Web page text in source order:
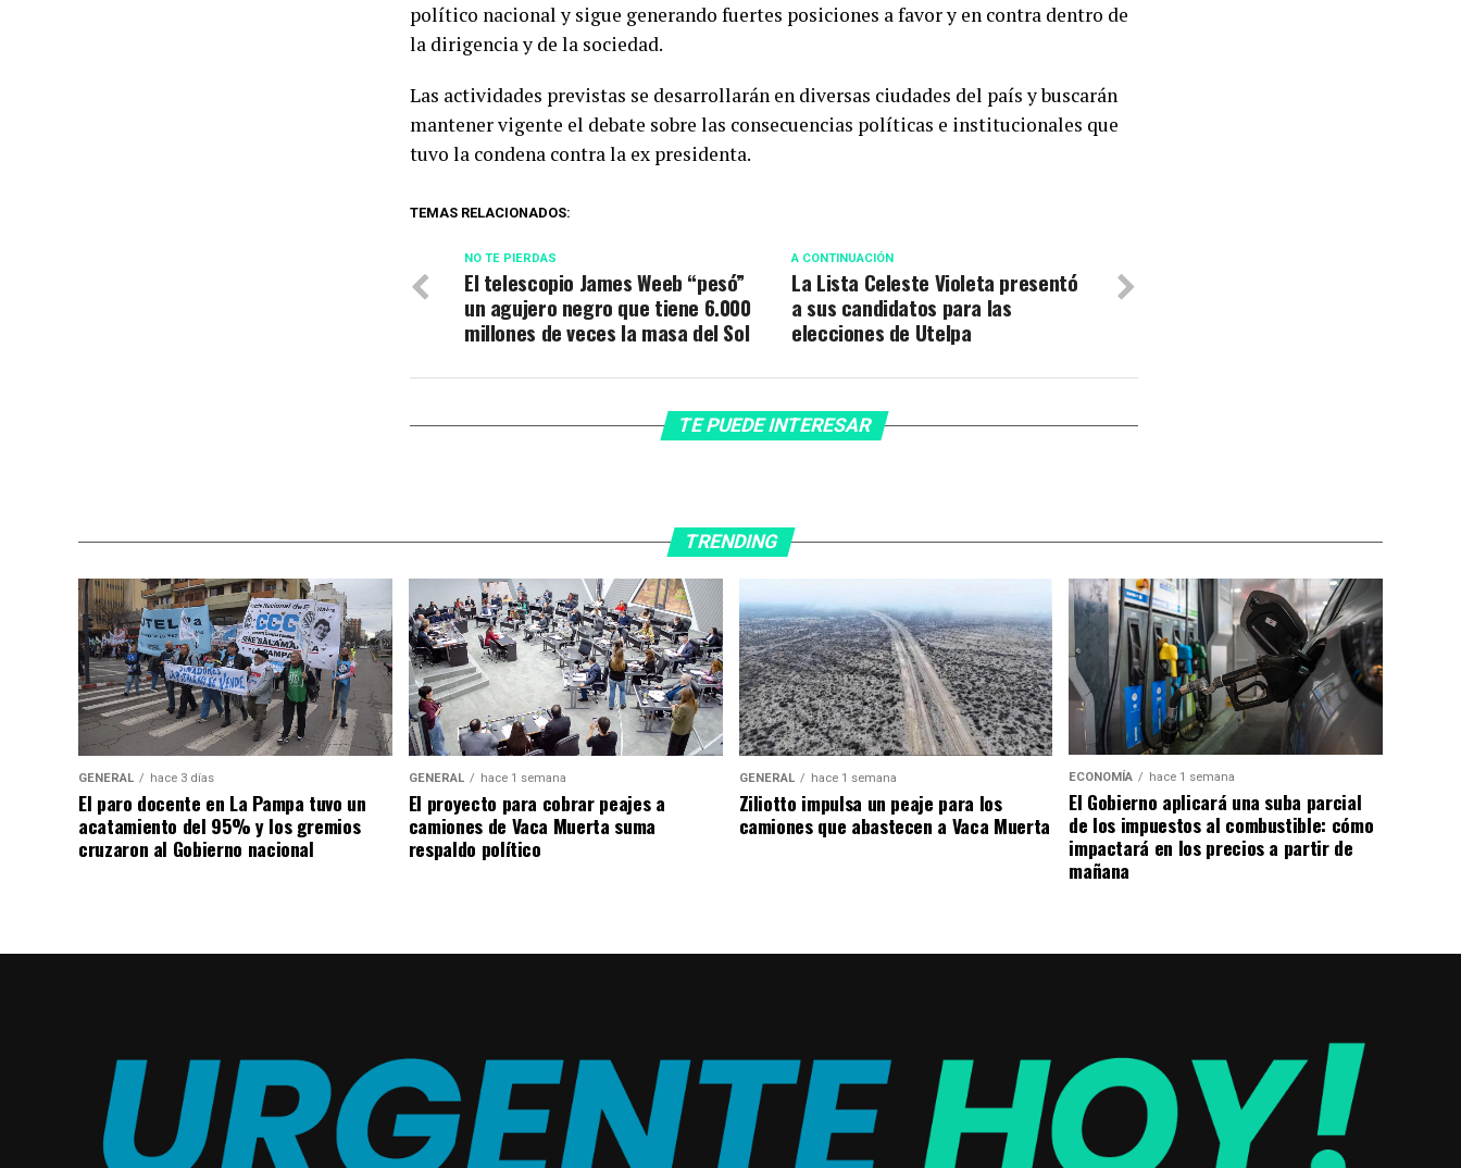
político nacional y sigue generando fuertes posiciones a favor y en contra dentro de
la dirigencia y de la sociedad.
Las actividades previstas se desarrollarán en diversas ciudades del país y buscarán
mantener vigente el debate sobre las consecuencias políticas e institucionales que
tuvo la condena contra la ex presidenta.
TEMAS RELACIONADOS:
A CONTINUACIÓN
La Lista Celeste Violeta presentó
a sus candidatos para las
elecciones de Utelpa
NO TE PIERDAS
El telescopio James Weeb “pesó”
un agujero negro que tiene 6.000
millones de veces la masa del Sol
TE PUEDE INTERESAR
TRENDING
GENERAL hace 3 días
El paro docente en La Pampa tuvo un
acatamiento del 95% y los gremios
cruzaron al Gobierno nacional
GENERAL hace 1 semana
El proyecto para cobrar peajes a
camiones de Vaca Muerta suma
respaldo político
GENERAL hace 1 semana
Ziliotto impulsa un peaje para los
camiones que abastecen a Vaca Muerta
ECONOMÍA hace 1 semana
El Gobierno aplicará una suba parcial
de los impuestos al combustible: cómo
impactará en los precios a partir de
mañana